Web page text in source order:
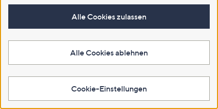
Alle Cookies zulassen
Alle Cookies ablehnen
Cookie-Einstellungen